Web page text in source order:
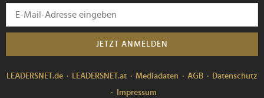
JETZT ANMELDEN
LEADERSNET.de LEADERSNET.at Mediadaten AGB
Datenschutz
Impressum